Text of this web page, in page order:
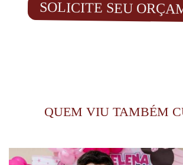
SOLICITE SEU
QUEM VIU TAMBÉM